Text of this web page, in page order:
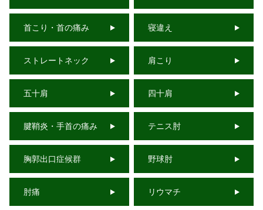
首こり・首の痛み 寝違え
ストレートネック 肩こり
五十肩 四十肩
腱鞘炎・手首の痛み テニス肘
胸郭出口症候群 野球肘
肘痛 リウマチ